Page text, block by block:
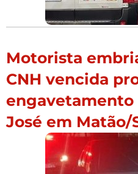
Motorista
CNH vencida
engavetamento
José em Matão/